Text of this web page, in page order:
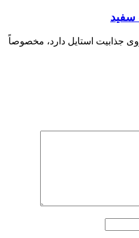
جذابیت استایل دارد، مخصوصاً